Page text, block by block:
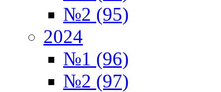
№2 (95)
2024
№1 (96)
№2 (97)